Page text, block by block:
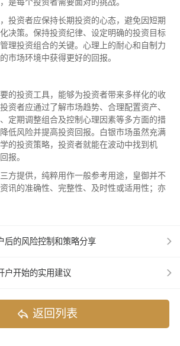
投资者应保持长期投资的心态，避免因短期
决策。保持投资纪律、设定明确的投资目标
理投资组合的关键。心理上的耐心和自制力
市场环境中获得更好的回报。
的投资工具，能够为投资者带来多样化的收
资者应通过了解市场趋势、合理配置资产、
定期调整组合及控制心理因素等多方面的措
低风险并提高投资回报。白银市场虽然充满
的投资策略，投资者就能在波动中找到机
报。
方提供，纯粹用作一般参考用途，皇御并不
讯的准确性、完整性、及时性或适用性；亦
后的风险控制和策略分享
户开始的实用建议
返回列表